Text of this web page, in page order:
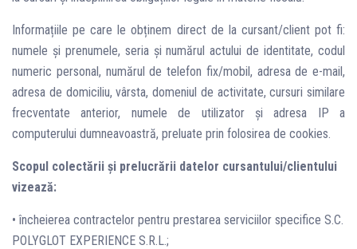
Informațiile pe care le obținem direct de la cursant/client pot fi:
numele și prenumele, seria și numărul actului de identitate, codul
numeric personal, numărul de telefon fix/mobil, adresa de e-mail,
adresa de domiciliu, vârsta, domeniul de activitate, cursuri similare
frecventate anterior, numele de utilizator și adresa IP a
computerului dumneavoastră, preluate prin folosirea de cookies.
Scopul colectării și prelucrării datelor cursantului/clientului
vizează:
• încheierea contractelor pentru prestarea serviciilor specifice S.C.
POLYGLOT EXPERIENCE S.R.L.;